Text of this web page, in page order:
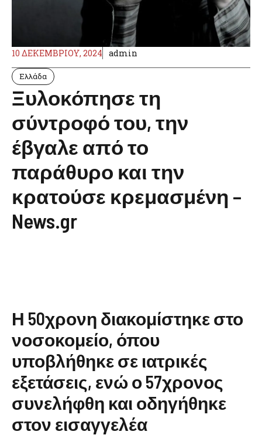
10 ΔΕΚΕΜΒΡΊΟΥ, 2024 admin
Ελλάδα
Ξυλοκόπησε τη
σύντροφό του, την
έβγαλε από το
παράθυρο και την
κρατούσε κρεμασμένη –
News.gr
Η 50χρονη διακομίστηκε στο
νοσοκομείο, όπου
υποβλήθηκε σε ιατρικές
εξετάσεις, ενώ ο 57χρονος
συνελήφθη και οδηγήθηκε
στον εισαγγελέα